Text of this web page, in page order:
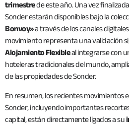
trimestrede este año. Una vez
Sonder estarán disponibles bajo la
Bonvoy»a través de los canales
movimiento representa una validación
Alojamiento Flexibleal integrarse con
hoteleras tradicionales del mundo,
de las propiedades de Sonder.
En resumen, los recientes movimientos
Sonder, incluyendo importantes
capital, están directamente ligados a su